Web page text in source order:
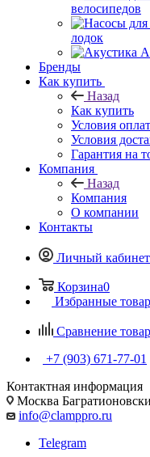
велосипедов
лодок
Бренды
Как купить
Назад
Как купить
Условия
Условия
Гарантия на
Компания
Назад
Компания
О компании
Контакты
Личный кабинет
Корзина0
Избранные
Сравнение
+7 (903) 671-77-01
Контактная информация
Москва
info@clamppro.ru
Telegram